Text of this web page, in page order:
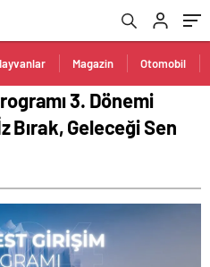
Magazin Otomobil
3. Dönemi
Bırak, Geleceği Sen